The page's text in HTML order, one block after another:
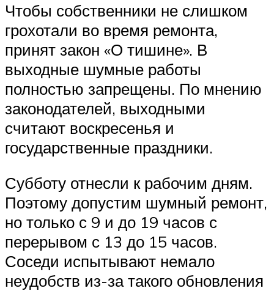
Чтобы собственники не слишком
грохотали во время ремонта,
принят закон «О тишине». В
выходные шумные работы
полностью запрещены. По мнению
законодателей, выходными
считают воскресенья и
государственные праздники.
Субботу отнесли к рабочим дням.
Поэтому допустим шумный ремонт,
но только с 9 и до 19 часов с
перерывом с 13 до 15 часов.
Соседи испытывают немало
неудобств из-за такого обновления